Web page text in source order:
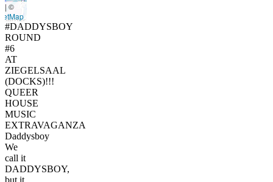
| ©
#DADDYSBOY
ROUND
#6
AT
ZIEGELSAAL
(DOCKS)!!!
QUEER
HOUSE
MUSIC
EXTRAVAGANZA
Daddysboy
We
call it
DADDYSBOY,
but it